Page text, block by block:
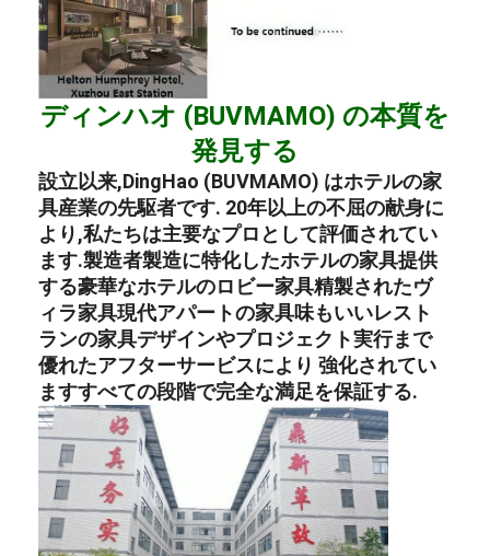
ディンハオ (BUVMAMO) の本質を
発見する
設立以来,DingHao (BUVMAMO) はホテルの家
具産業の先駆者です. 20年以上の不屈の献身に
より,私たちは主要なプロとして評価されてい
ます.製造者製造に特化したホテルの家具提供
する豪華なホテルのロビー家具精製されたヴ
ィラ家具現代アパートの家具味もいいレスト
ランの家具デザインやプロジェクト実行まで
優れたアフターサービスにより 強化されてい
ますすべての段階で完全な満足を保証する.